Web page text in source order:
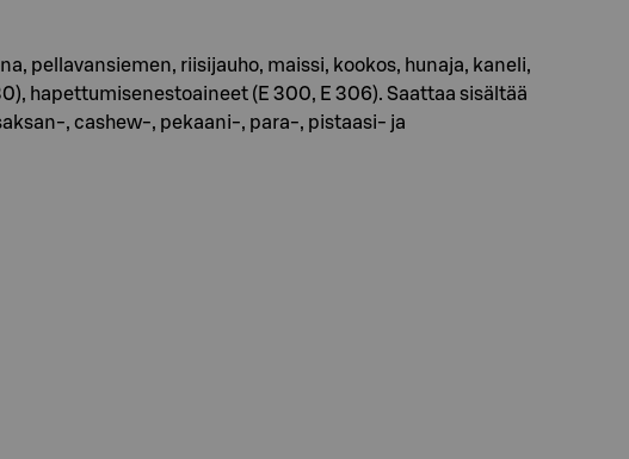
pellavansiemen, riisijauho, maissi, kookos, hunaja, kaneli,
hapettumisenestoaineet (E 300, E 306). Saattaa sisältää
, cashew-, pekaani-, para-, pistaasi- ja